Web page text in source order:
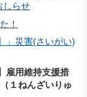
しらせ
！
」災害(さいがい)
雇用維持支援措
１ねんざいりゅ